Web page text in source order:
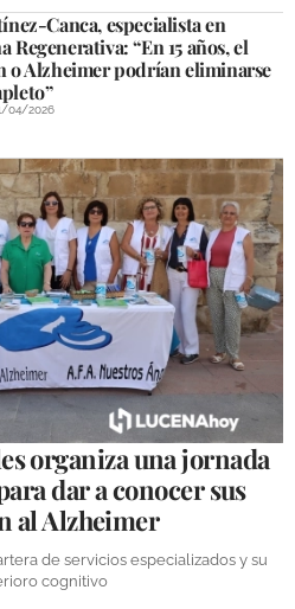
Canca, especialista en
Regenerativa: “En 15 años, el
o Alzheimer podrían eliminarse
04/2026
organiza una jornada
dar a conocer sus
al Alzheimer
de servicios especializados y su
cognitivo